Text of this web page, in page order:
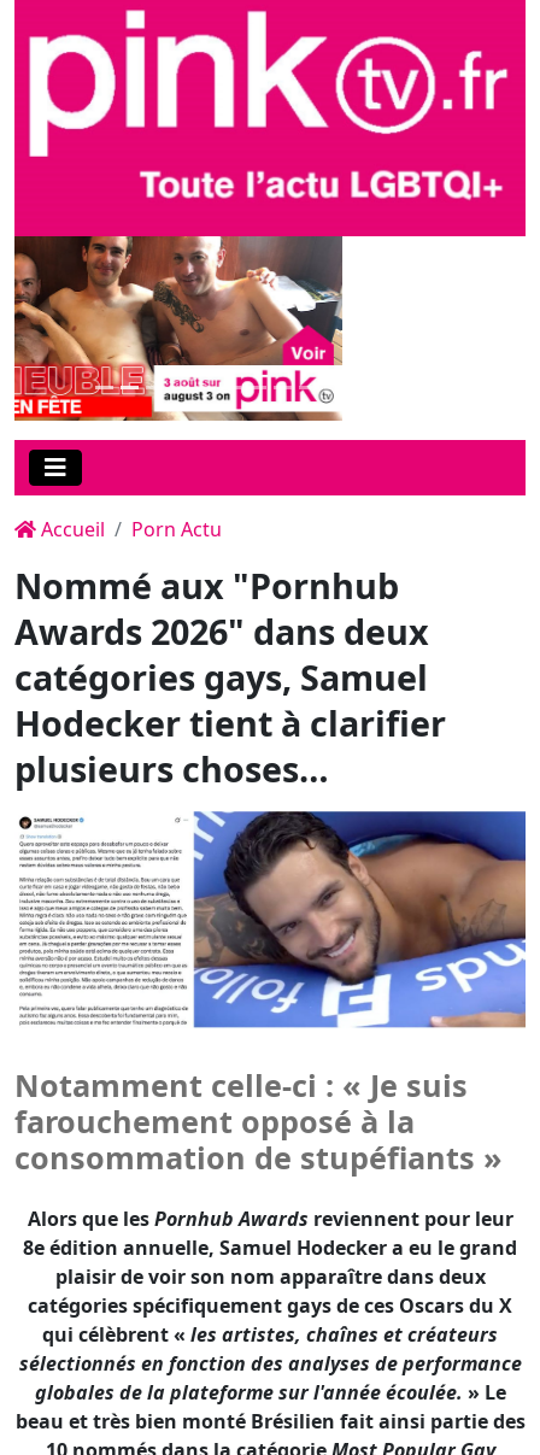
Accueil Porn Actu
Nommé aux "Pornhub
Awards 2026" dans deux
catégories gays, Samuel
Hodecker tient à clarifier
plusieurs choses…
Notamment celle-ci : « Je suis
farouchement opposé à la
consommation de stupéfiants »
8e édition annuelle, Samuel Hodecker a eu le grand
plaisir de voir son nom apparaître dans deux
catégories spécifiquement gays de ces Oscars du X
les artistes, chaînes et créateurs
sélectionnés en fonction des analyses de performance
globales de la plateforme sur l'année écoulée.» Le
beau et très bien monté Brésilien fait ainsi partie des
10 nommés dans la catégorie Most Popular Gay
Performeret des autres 10 nommés dans la
catégoriesFavorite Gay Model. Les votes seront
ouvertsicijusqu'au 23 mai.
- Photo et scans : The Devil You Know/ NakedSword et
Xbiz